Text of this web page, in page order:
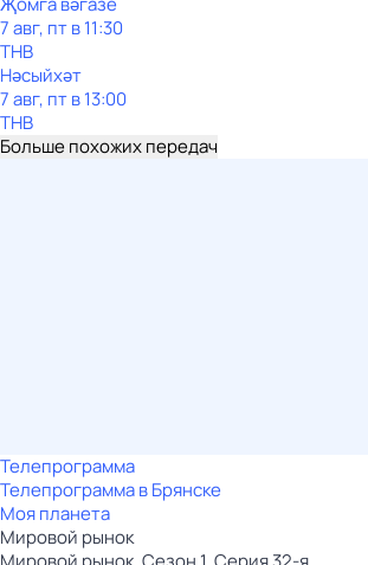
7 авг, пт в 11:30
ТНВ
Нәсыйхәт
7 авг, пт в 13:00
ТНВ
Больше похожих передач
Телепрограмма
Телепрограмма в Брянске
Моя планета
Мировой рынок